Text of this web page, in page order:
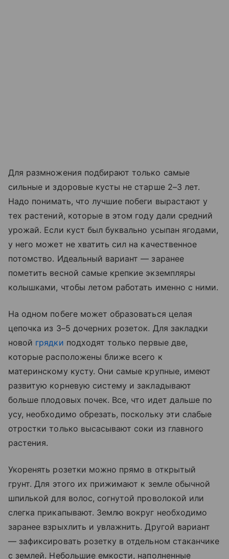
Для размножения подбирают только самые
сильные и здоровые кусты не старше 2–3 лет.
Надо понимать, что лучшие побеги вырастают у
тех растений, которые в этом году дали средний
урожай. Если куст был буквально усыпан ягодами,
у него может не хватить сил на качественное
потомство. Идеальный вариант — заранее
пометить весной самые крепкие экземпляры
колышками, чтобы летом работать именно с ними.
На одном побеге может образоваться целая
цепочка из 3–5 дочерних розеток. Для закладки
новой грядки подходят только первые две,
которые расположены ближе всего к
материнскому кусту. Они самые крупные, имеют
развитую корневую систему и закладывают
больше плодовых почек. Все, что идет дальше по
усу, необходимо обрезать, поскольку эти слабые
отростки только высасывают соки из главного
растения.
Укоренять розетки можно прямо в открытый
грунт. Для этого их прижимают к земле обычной
шпилькой для волос, согнутой проволокой или
слегка прикапывают. Землю вокруг необходимо
заранее взрыхлить и увлажнить. Другой вариант
— зафиксировать розетку в отдельном стаканчике
с землей. Небольшие емкости, наполненные